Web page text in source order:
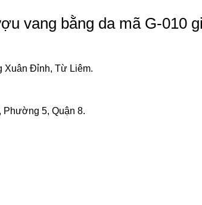
vang bằng da mã G-010
Xuân Đỉnh, Từ Liêm.
Phường 5, Quận 8.